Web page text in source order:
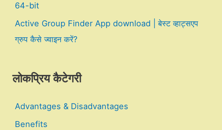
64-bit
Active Group Finder App download | बेस्ट व्हाट्सएप
ग्रुप कैसे ज्वाइन करें?
लोकप्रिय कैटेगरी
Advantages & Disadvantages
Benefits